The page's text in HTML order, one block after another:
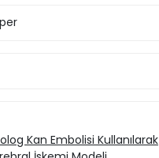
Kan Embolisi Kullanılarak